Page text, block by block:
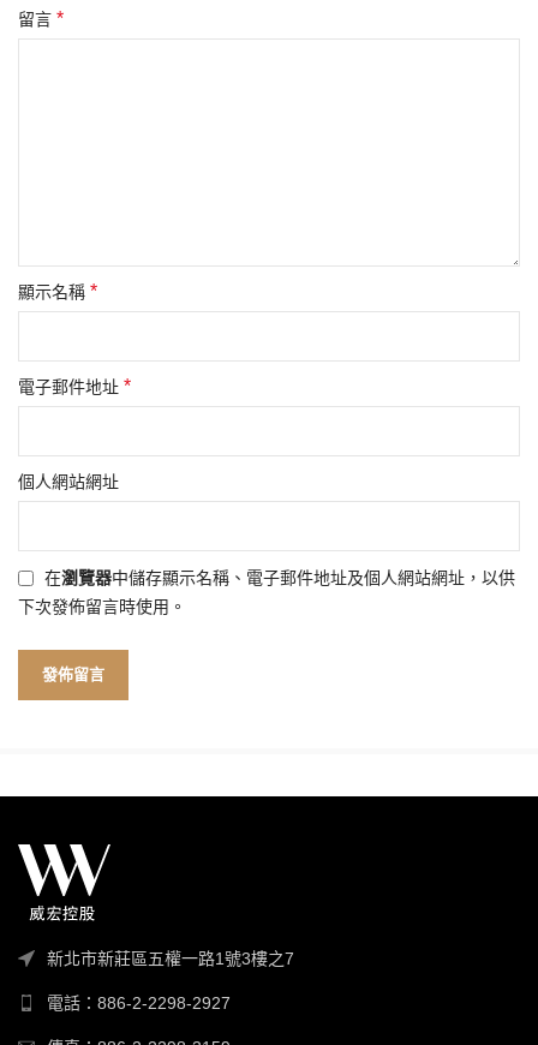
留言 *
顯示名稱 *
電子郵件地址 *
個人網站網址
在瀏覽器中儲存顯示名稱、電子郵件地址及個人網站網址，以供
下次發佈留言時使用。
新北市新莊區五權一路1號3樓之7
電話：886-2-2298-2927